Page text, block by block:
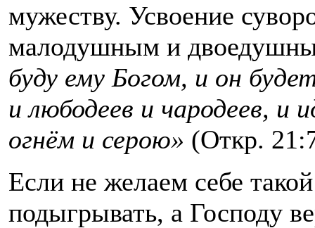
мужеству. Усвоение
малодушным и
буду ему Богом, и он
и любодеев и чародеев, и
огнём и серою» (Откр.
Если не желаем себе
подыгрывать, а Господу